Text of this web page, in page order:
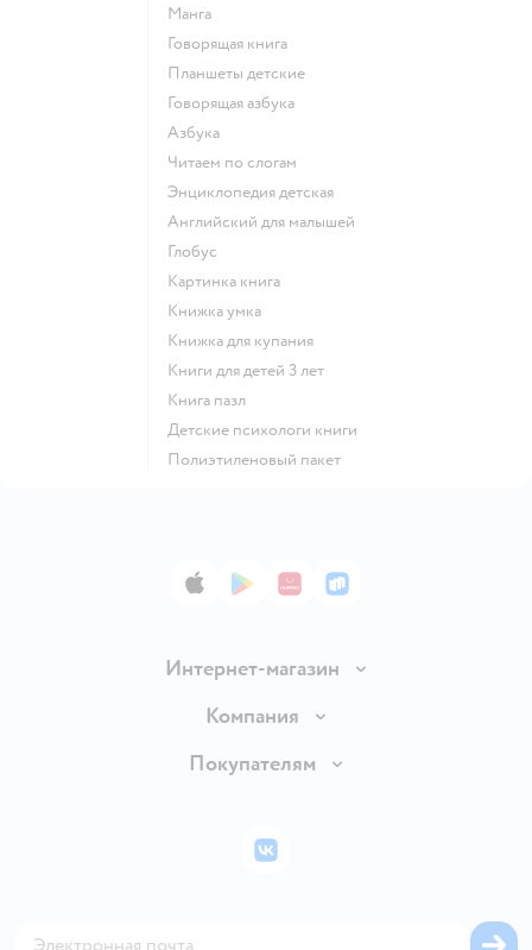
манга
говорящая книга
Планшеты детские
говорящая азбука
азбука
читаем по слогам
энциклопедия детская
английский для малышей
глобус
картинка книга
книжка умка
книжка для купания
книги для детей 3 лет
книга пазл
детские психологи книги
полиэтиленовый пакет
App StoreGoogle Play
AppGallery
RuStore
Интернет-магазин
Доставка и оплата
Правила продажи
Политика использования файлов cookie
Компания
Вакансии
Покупателям
Бонусные карты
ВКонтакте